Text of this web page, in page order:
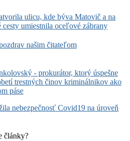
ulicu, kde býva Matovič a na
cesty umiestnila oceľové zábrany
našim čitateľom
- prokurátor, ktorý úspešne
trestných činov kriminálnikov ako
páse
nebezpečnosť Covid19 na úroveň
články?